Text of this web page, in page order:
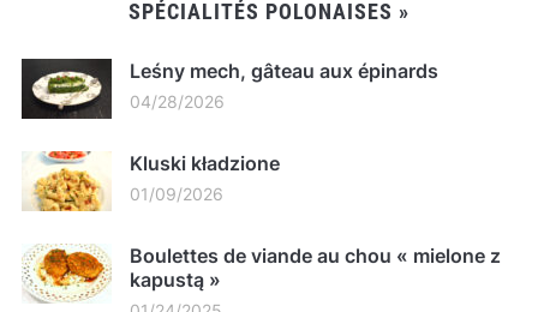
SPÉCIALITÉS POLONAISES »
Leśny mech, gâteau aux épinards
04/28/2026
Kluski kładzione
01/09/2026
Boulettes de viande au chou « mielone z
kapustą »